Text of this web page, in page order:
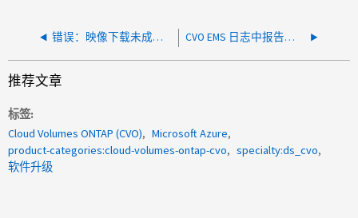
错误：映像下载未成功完成 CVO EMS 日志中报告了错误 "vifmgr.Reach 。 err"
推荐文章
标签
Cloud Volumes ONTAP (CVO)
Microsoft Azure
product-categories:cloud-volumes-ontap-cvo
specialty:ds_cvo
软件升级